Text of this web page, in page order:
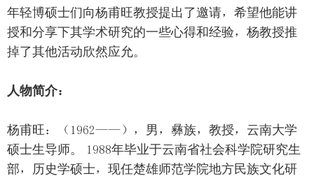
年轻博硕士们向杨甫旺教授提出了邀请，希望他能讲
授和分享下其学术研究的一些心得和经验，杨教授推
掉了其他活动欣然应允。
人物简介：
杨甫旺：（1962——），男，彝族，教授，云南大学
硕士生导师。 1988年毕业于云南省社会科学院研究生
部，历史学硕士，现任楚雄师范学院地方民族文化研